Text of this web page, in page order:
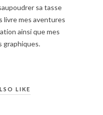
sa tasse
livre mes aventures
ainsi que mes
graphiques.
LIKE